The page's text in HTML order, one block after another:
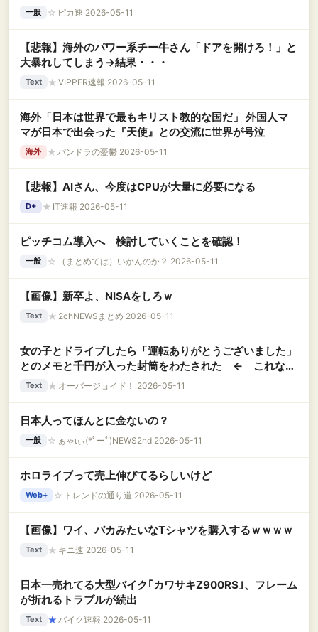
一般 ☆ ピカ速 2026-05-11
【悲報】海外のパワー系チー牛さん「ドアを開けろ！」と
大暴れしてしまう→結果・・・
Text ★ VIPPER速報 2026-05-11
海外「日本は世界で最もキリスト教的な国だ」 外国人マ
マが日本で出会った『天使』との交流に世界が号泣
海外 ★ パンドラの憂鬱 2026-05-11
【悲報】AIさん、今度はCPUが大量に必要になる
D+ ★ IT速報 2026-05-11
ピッチコム導入へ 検討していくことを確認！
一般 ☆ （まとめては）いかんのか？ 2026-05-11
【画像】新卒よ、NISAをしろｗ
Text ★ 2chNEWSまとめ 2026-05-11
女の子とドライブしたら「運転ありがとうございました」
とのメモと千円が入った封筒をわたされた ← これなん
かイヤじゃない…….？
Text ★ オーバージョイド！ 2026-05-11
日本人ってほんとに金ないの？
一般 ☆ ぁゃιぃ(*ﾟーﾟ)NEWS2nd 2026-05-11
ホロライブって売上伸びてるらしいけど
Web+ ☆ トレンドの通り道 2026-05-11
【画像】ワイ、バカみたいなTシャツを購入するｗｗｗｗ
Text ★ キニ速 2026-05-11
日本一売れてる大型バイク｢カワサキZ900RS｣、フレーム
が折れるトラブルが続出
Text ★ バイク速報 2026-05-11